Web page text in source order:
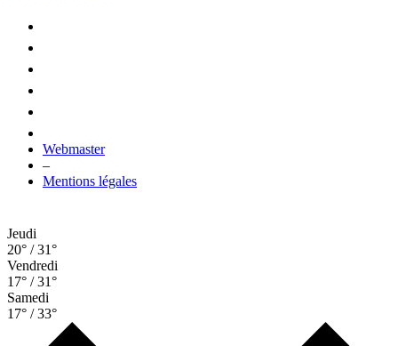
Webmaster
–
Mentions légales
Jeudi
20° / 31°
Vendredi
17° / 31°
Samedi
17° / 33°